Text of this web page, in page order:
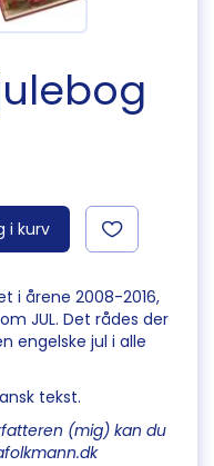
i kurv
i årene 2008-2016,
JUL. Det rådes der
engelske jul i alle
tekst.
(mig) kan du